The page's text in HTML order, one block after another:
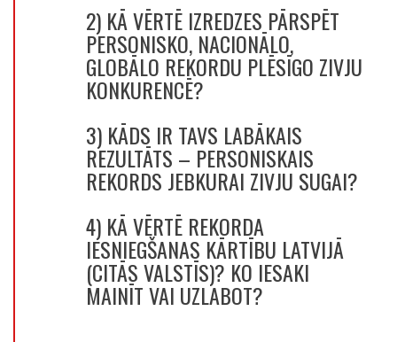
2) KĀ VĒRTĒ IZREDZES PĀRSPĒT
PERSONISKO, NACIONĀLO,
GLOBĀLO REKORDU PLĒSĪGO ZIVJU
KONKURENCĒ?
3) KĀDS IR TAVS LABĀKAIS
REZULTĀTS – PERSONISKAIS
REKORDS JEBKURAI ZIVJU SUGAI?
4) KĀ VĒRTĒ REKORDA
IESNIEGŠANAS KĀRTĪBU LATVIJĀ
(CITĀS VALSTĪS)? KO IESAKI
MAINĪT VAI UZLABOT?